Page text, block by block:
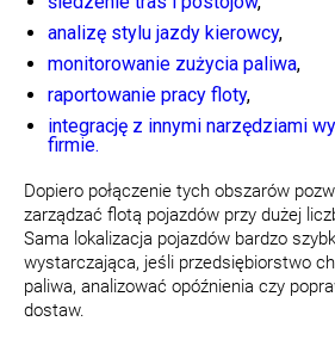
analizę stylu jazdy kierowcy,
monitorowanie zużycia paliwa,
raportowanie pracy floty,
integrację z innymi narzędziami
firmie.
Dopiero połączenie tych obszarów
zarządzać flotą pojazdów przy dużej
Sama lokalizacja pojazdów bardzo
wystarczająca, jeśli przedsiębiorstwo
paliwa, analizować opóźnienia czy
dostaw.